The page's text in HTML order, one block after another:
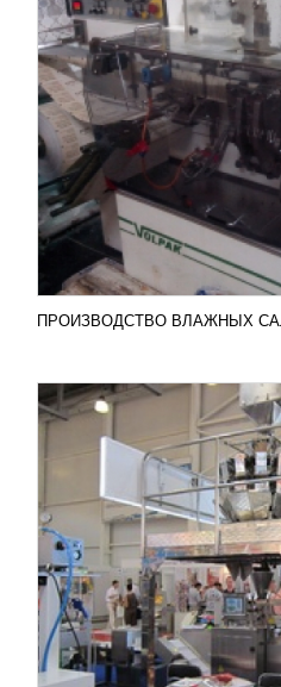
ПРОИЗВОДСТВО ВЛАЖНЫХ
ЗАВОД ПО
2 015 928RUB
Крупа, чипсы, сахарный
печенье и многие другие
виду сыпучих.
таких...
ПОДРОБНЕЕ
ВЕРТИКАЛЬНАЯ
BR-800
УЗНАТЬ ЦЕНУ
Вертикальная
из самых функциональных
высокую
управления, именно...